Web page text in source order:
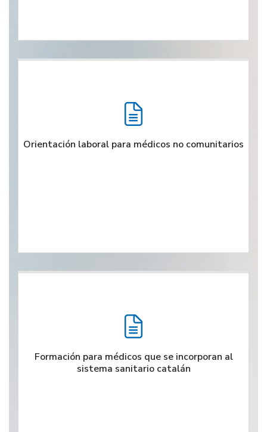
Orientación laboral para médicos no comunitarios
Formación para médicos que se incorporan al
sistema sanitario catalán